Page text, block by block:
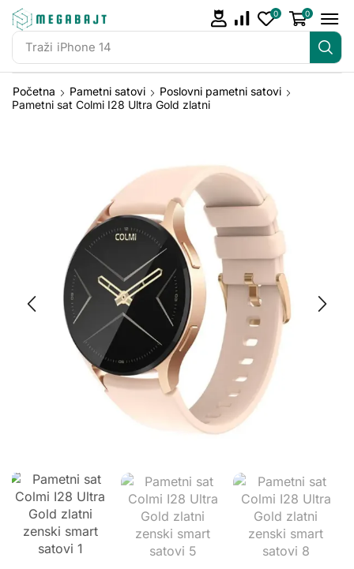
Traži iPhone 14
0 0
Početna Pametni satovi
Poslovni pametni satovi
Pametni sat Colmi I28 Ultra Gold zlatni